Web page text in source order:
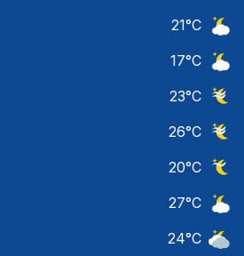
21°C
17°C
23°C
26°C
20°C
27°C
24°C